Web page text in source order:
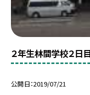
２年生林間学校２日目
公開日 2019/07/21